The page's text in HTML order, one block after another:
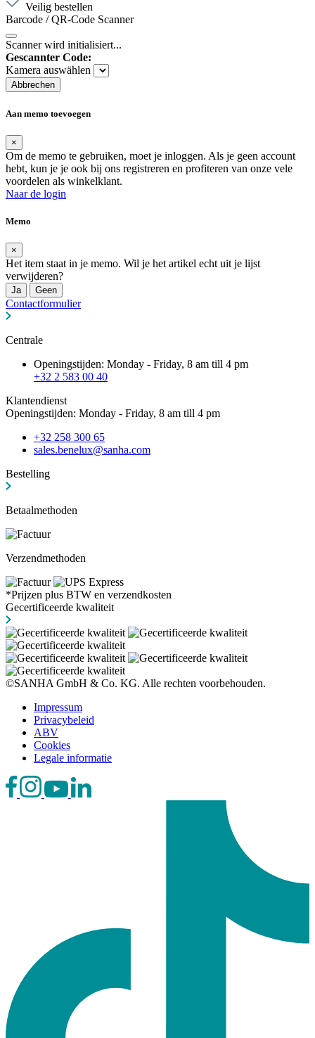
Veilig bestellen
Barcode / QR-Code Scanner
Scanner wird initialisiert...
Gescannter Code:
Kamera auswählen
Abbrechen
Aan memo toevoegen
×
Om de memo te gebruiken, moet je inloggen. Als je geen account
hebt, kun je je ook bij ons registreren en profiteren van onze vele
voordelen als winkelklant.
Naar de login
Memo
×
Het item staat in je memo. Wil je het artikel echt uit je lijst
verwijderen?
Ja Geen
Contactformulier
Centrale
Openingstijden: Monday - Friday, 8 am till 4 pm
+32 2 583 00 40
Klantendienst
Openingstijden: Monday - Friday, 8 am till 4 pm
+32 258 300 65
sales.benelux@sanha.com
Bestelling
Betaalmethoden
Verzendmethoden
*Prijzen plus BTW en verzendkosten
Gecertificeerde kwaliteit
©SANHA GmbH & Co. KG. Alle rechten voorbehouden.
Impressum
Privacybeleid
ABV
Cookies
Legale informatie